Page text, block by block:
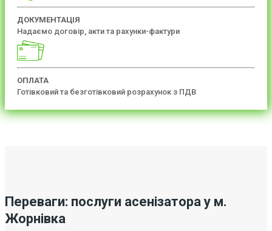
ДОКУМЕНТАЦІЯ
Надаємо договір, акти та рахунки-фактури
ОПЛАТА
Готівковий та безготівковий розрахунок з ПДВ
Переваги: послуги асенізатора у м.
Жорнівка